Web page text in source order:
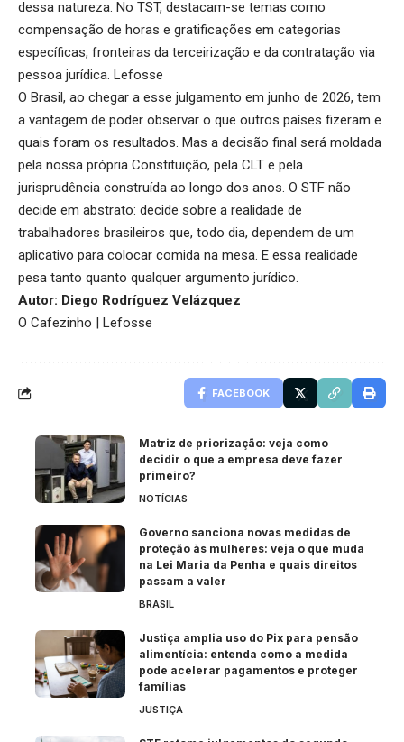
dessa natureza. No TST, destacam-se temas como
compensação de horas e gratificações em categorias
específicas, fronteiras da terceirização e da contratação via
pessoa jurídica. Lefosse
O Brasil, ao chegar a esse julgamento em junho de 2026, tem
a vantagem de poder observar o que outros países fizeram e
quais foram os resultados. Mas a decisão final será moldada
pela nossa própria Constituição, pela CLT e pela
jurisprudência construída ao longo dos anos. O STF não
decide em abstrato: decide sobre a realidade de
trabalhadores brasileiros que, todo dia, dependem de um
aplicativo para colocar comida na mesa. E essa realidade
pesa tanto quanto qualquer argumento jurídico.
Autor: Diego Rodríguez Velázquez
O Cafezinho | Lefosse
FACEBOOK
Matriz de priorização: veja como
decidir o que a empresa deve fazer
primeiro?
NOTÍCIAS
Governo sanciona novas medidas de
proteção às mulheres: veja o que muda
na Lei Maria da Penha e quais direitos
passam a valer
BRASIL
Justiça amplia uso do Pix para pensão
alimentícia: entenda como a medida
pode acelerar pagamentos e proteger
famílias
JUSTIÇA